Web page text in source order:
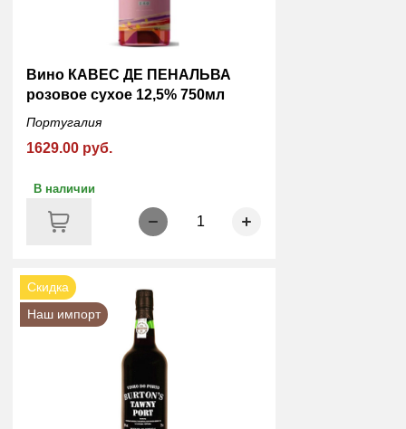
Вино КАВЕС ДЕ ПЕНАЛЬВА
розовое сухое 12,5% 750мл
Португалия
1629.00 руб.
В наличии
1
Скидка
Наш импорт